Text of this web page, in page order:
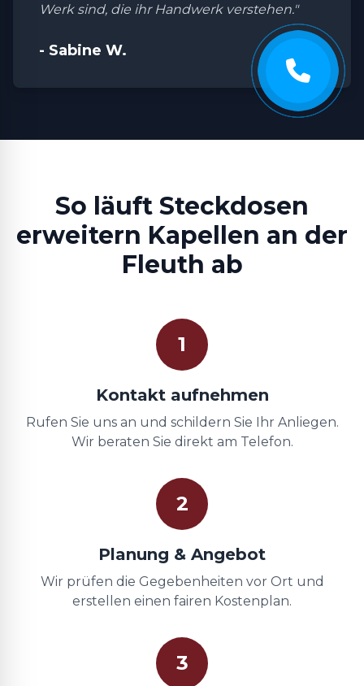
Werk sind, die ihr Handwerk verstehen."
- Sabine W.
So läuft Steckdosen
erweitern Kapellen an der
Fleuth ab
1
Kontakt aufnehmen
Rufen Sie uns an und schildern Sie Ihr Anliegen.
Wir beraten Sie direkt am Telefon.
2
Planung & Angebot
Wir prüfen die Gegebenheiten vor Ort und
erstellen einen fairen Kostenplan.
3